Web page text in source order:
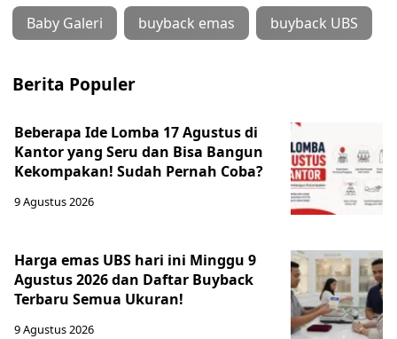
Baby Galeri buyback emas buyback UBS
Berita Populer
Beberapa Ide Lomba 17 Agustus di
Kantor yang Seru dan Bisa Bangun
Kekompakan! Sudah Pernah Coba?
9 Agustus 2026
Harga emas UBS hari ini Minggu 9
Agustus 2026 dan Daftar Buyback
Terbaru Semua Ukuran!
9 Agustus 2026